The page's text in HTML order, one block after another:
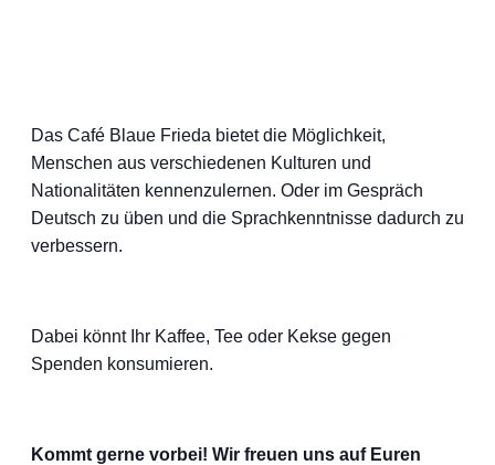
Das Café Blaue Frieda bietet die Möglichkeit,
Menschen aus verschiedenen Kulturen und
Nationalitäten kennenzulernen. Oder im Gespräch
Deutsch zu üben und die Sprachkenntnisse dadurch zu
verbessern.
Dabei könnt Ihr Kaffee, Tee oder Kekse gegen
Spenden konsumieren.
Kommt gerne vorbei! Wir freuen uns auf Euren